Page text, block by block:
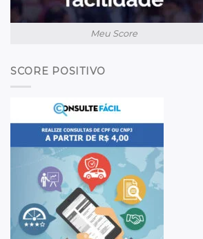
Meu Score
SCORE POSITIVO